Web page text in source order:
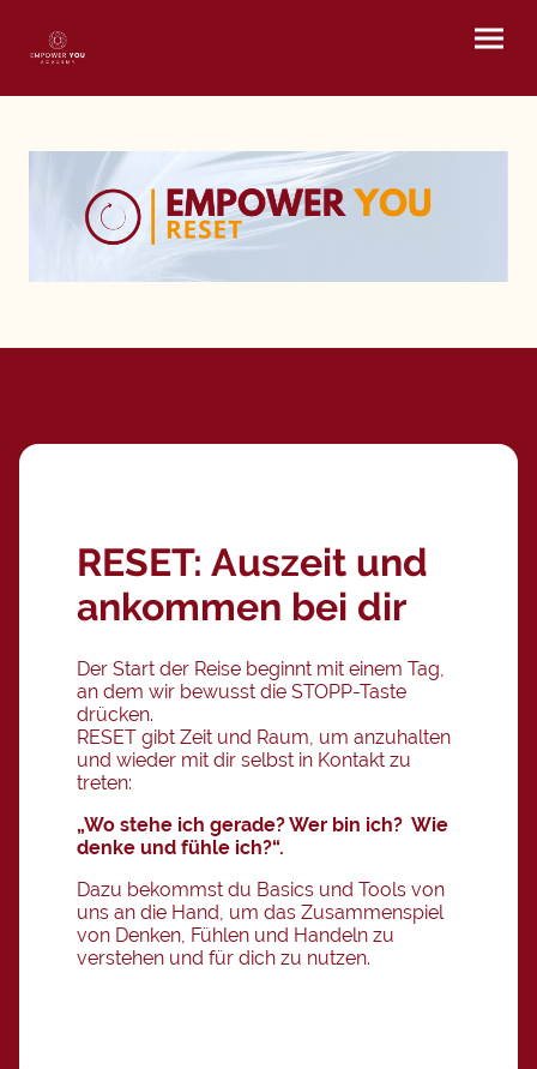
RESET: Auszeit und
ankommen bei dir
Der Start der Reise beginnt mit einem Tag,
an dem wir bewusst die STOPP-Taste
drücken.
RESET gibt Zeit und Raum, um anzuhalten
und wieder mit dir selbst in Kontakt zu
treten:
„Wo stehe ich gerade? Wer bin ich? Wie
denke und fühle ich?“.
Dazu bekommst du Basics und Tools von
uns an die Hand, um das Zusammenspiel
von Denken, Fühlen und Handeln zu
verstehen und für dich zu nutzen.